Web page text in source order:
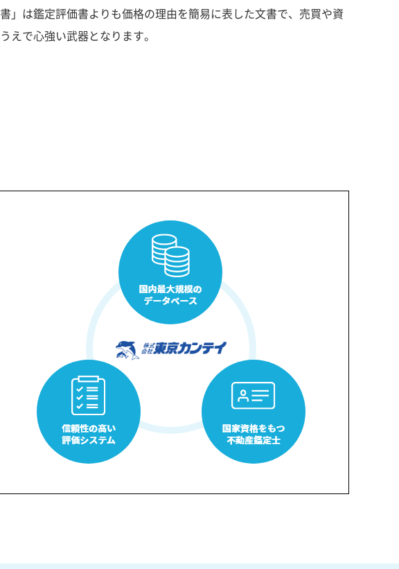
」は鑑定評価書よりも価格の理由を簡易に表した文書で、売買や資
えで心強い武器となります。